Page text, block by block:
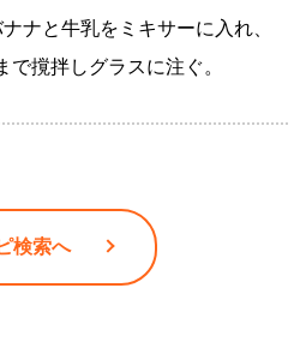
ナナと牛乳をミキサーに入れ、
で撹拌しグラスに注ぐ。
検索へ